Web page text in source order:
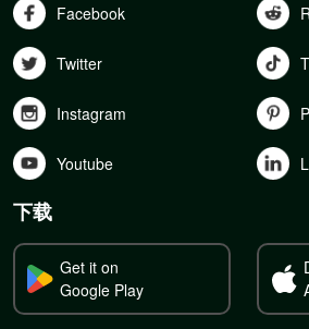
Facebook
Twitter
Instagram
Youtube
下载
Get it on
Google Play